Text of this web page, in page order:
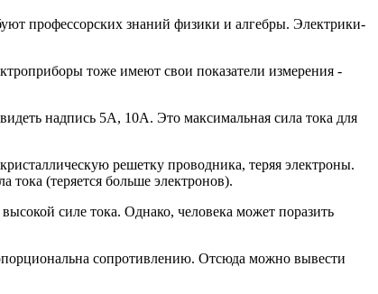
профессорских знаний физики и алгебры. Электрики-
тоже имеют свои показатели измерения -
надпись 5А, 10А. Это максимальная сила тока для
решетку проводника, теряя электроны.
(теряется больше электронов).
силе тока. Однако, человека может поразить
сопротивлению. Отсюда можно вывести